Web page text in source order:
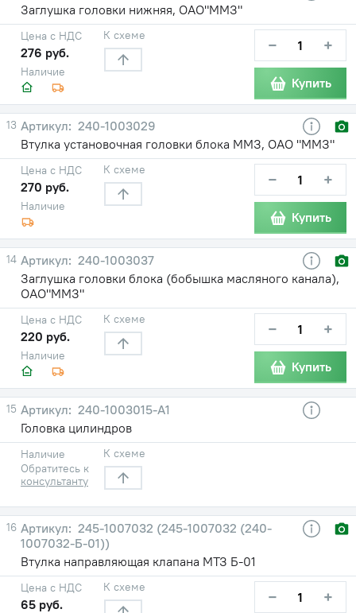
Заглушка головки нижняя, ОАО"ММЗ"
Наличие
Цена с НДС
276 руб.
К схеме − +
Купить
13
240-1003029
Втулка установочная головки блока ММЗ, ОАО "ММЗ"
Наличие
Цена с НДС
270 руб.
К схеме − +
Купить
14
240-1003037
Заглушка головки блока (бобышка масляного канала),
ОАО"ММЗ"
Наличие
Цена с НДС
220 руб.
К схеме − +
Купить
15
240-1003015-А1
Головка цилиндров
Наличие
Обратитесь к
консультанту
К схеме
16
245-1007032 (245-1007032 (240-
1007032-Б-01))
Втулка направляющая клапана МТЗ Б-01
Цена с НДС
65 руб.
К схеме − +